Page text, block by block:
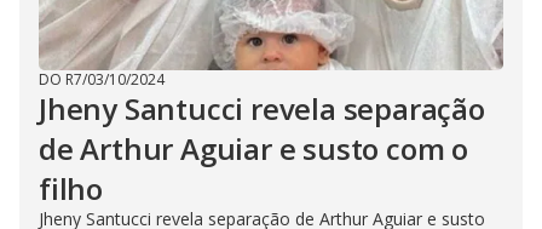
DO R7/03/10/2024
Jheny Santucci revela separação
de Arthur Aguiar e susto com o
filho
Jheny Santucci revela separação de Arthur Aguiar e susto